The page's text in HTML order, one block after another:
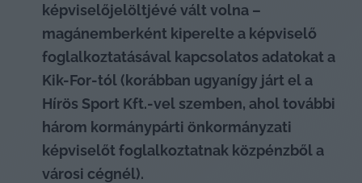
képviselőjelöltjévé vált volna –
magánemberként kiperelte a képviselő
foglalkoztatásával kapcsolatos adatokat a
Kik-For-tól (korábban ugyanígy járt el a
Hírös Sport Kft.-vel szemben, ahol további
három kormánypárti önkormányzati
képviselőt foglalkoztatnak közpénzből a
városi cégnél).